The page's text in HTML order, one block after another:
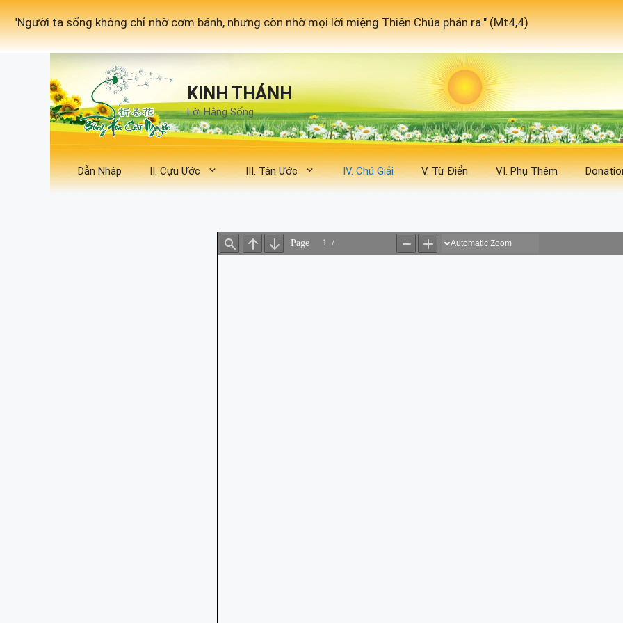
Chuyển
đến
nội
"Người ta sống không chỉ nhờ cơm bánh, nhưng còn nhờ mọi lời miệng Thiên Chúa phán ra." (Mt4,4)
KINH THÁNH
Lời Hằng Sống
Dẫn Nhập II. Cựu Ước III. Tân Ước IV. Chú Giải V. Từ Điển VI. Phụ Thêm